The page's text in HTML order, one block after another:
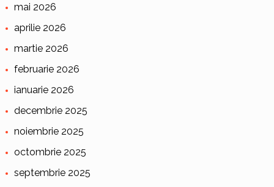
mai 2026
aprilie 2026
martie 2026
februarie 2026
ianuarie 2026
decembrie 2025
noiembrie 2025
octombrie 2025
septembrie 2025